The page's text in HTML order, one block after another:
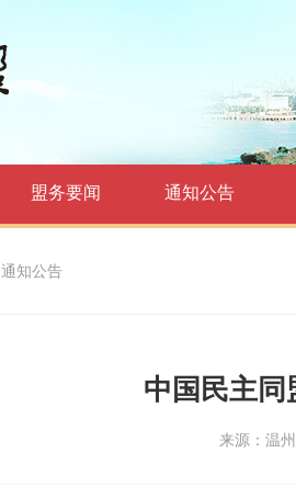
盟务要闻 通知公告
通知公告
中国民主同
来源：温